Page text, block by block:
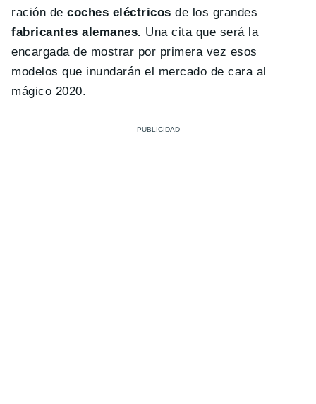
ración de coches eléctricos de los grandes
fabricantes alemanes. Una cita que será la
encargada de mostrar por primera vez esos
modelos que inundarán el mercado de cara al
mágico 2020.